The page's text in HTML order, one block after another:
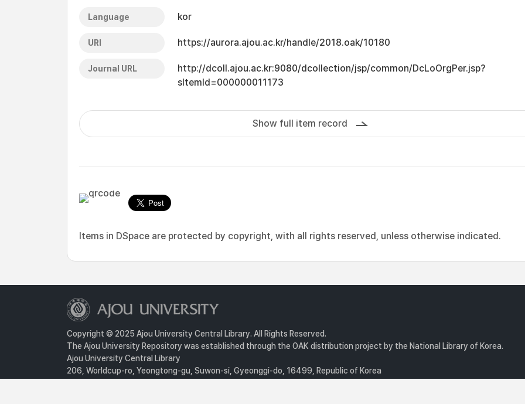
Language kor
URI https://aurora.ajou.ac.kr/handle/2018.oak/10180
Journal URL
http://dcoll.ajou.ac.kr:9080/dcollection/jsp/common/DcLoOrgPer.jsp?
sItemId=000000011173
Show full item record
Items in DSpace are protected by copyright, with all rights reserved, unless otherwise indicated.
Copyright © 2025 Ajou University Central Library. All Rights Reserved.
The Ajou University Repository was established through the OAK distribution project by the National Library of Korea.
Ajou University Central Library
206, Worldcup-ro, Yeongtong-gu, Suwon-si, Gyeonggi-do, 16499, Republic of Korea